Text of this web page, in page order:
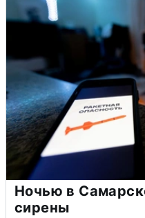
Ночью в
сирены